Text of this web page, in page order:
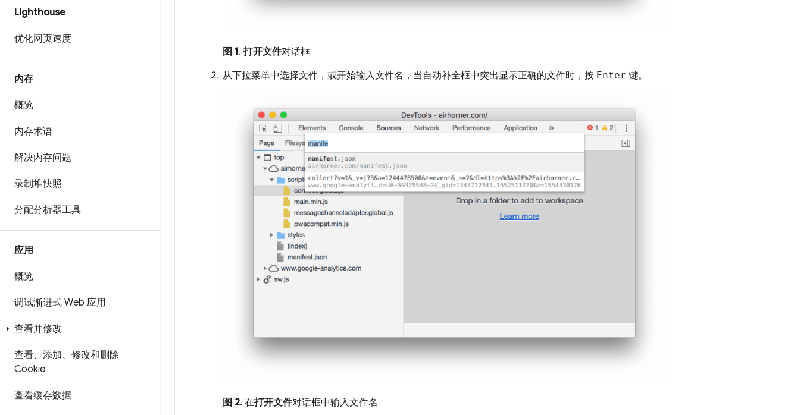
Lighthouse
优化网页速度
内存
概览
内存术语
解决内存问题
录制堆快照
分配分析器工具
应用
概览
调试渐进式 Web 应用
查看并修改
查看、添加、修改和删除
Cookie
查看缓存数据
图 1.打开文件对话框
从下拉菜单中选择文件，或开始输入文件名，当自动补全框中突出显示正确的文件时，按 Enter 键。
图 2. 在打开文件对话框中输入文件名